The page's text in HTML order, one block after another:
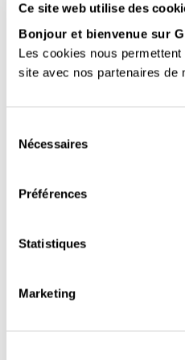
Ce site web utilise des
Bonjour et bienvenue sur
Les cookies nous
site avec nos partenaires de
Nécessaires
Préférences
Statistiques
Marketing